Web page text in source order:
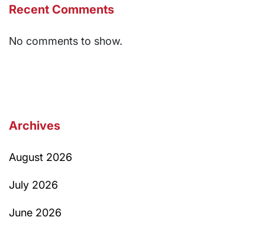
Recent Comments
No comments to show.
Archives
August 2026
July 2026
June 2026